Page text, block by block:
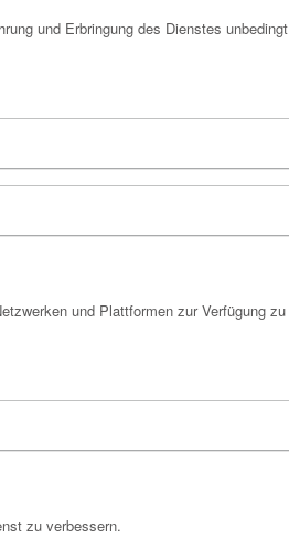
und Erbringung des Dienstes unbedingt
und Plattformen zur Verfügung zu
zu verbessern.